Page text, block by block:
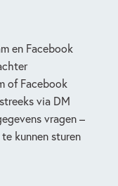
en Facebook
of Facebook
via DM
vragen –
kunnen sturen